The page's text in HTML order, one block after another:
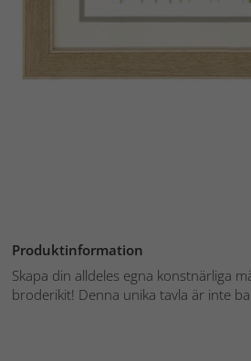
Produktinformation
Skapa din alldeles egna konstnärliga
broderikit! Denna unika tavla är inte